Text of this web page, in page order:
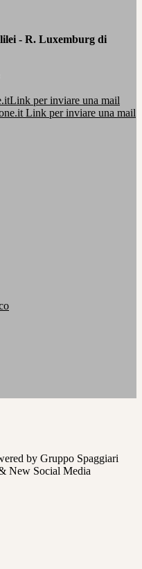
- R. Luxemburg di
Link per inviare una mail
Link per inviare una mail
by Gruppo Spaggiari
New Social Media